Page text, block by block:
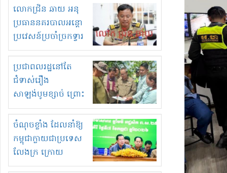
ច្បាប់លួចបូមខ្សាច់នៅ
ក្នុងប្រទេសកម្ពុជា
លោកជ្រិន ឆាយ អនុ
ប្រធាននគរបាលអន្តោ
ប្រវេសន៍ប្រចាំច្រកទ្វារ
ព្រំដែនភ្នំឌិន និងឈ្មួញ
មួយចំនួនទៀត
កំពង់តែគុបគិតគ្នា
ធ្វើសកម្មភាពរកស៊ីនិង
ស្តុកទំនិញគេចពន្ធ?
ប្រជាពលរដ្ឋនៅតែ
ជំទាស់រឿង
សាឡង់បូមខ្សាច់ ព្រោះ
ខ្លាចបាក់ច្រាំងទៀត!
ចំណុចខ្លាំង ដែលនាំឱ្យ
កម្ពុជាក្លាយជាប្រទេស
លែងក្រ ក្រោយ
ឆ្នាំ២០៣០